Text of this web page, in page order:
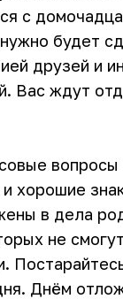
с
будет
друзей и
Вас ждут
вопросы
и хорошие
в дела
не
Днём